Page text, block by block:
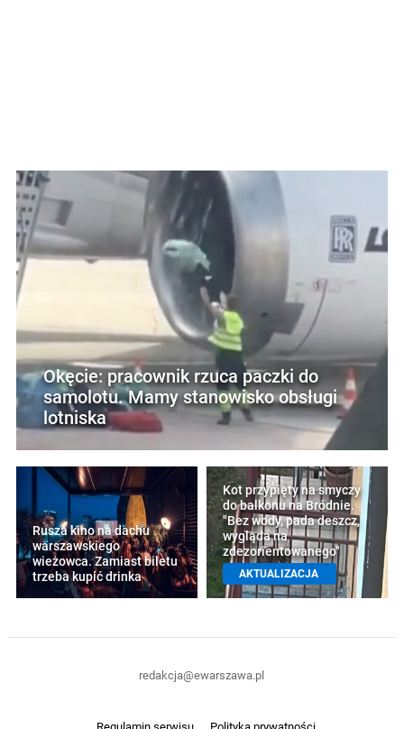
Okęcie: pracownik rzuca paczki do
samolotu. Mamy stanowisko obsługi
lotniska
Rusza kino na dachu
warszawskiego
wieżowca. Zamiast biletu
trzeba kupić drinka
Kot przypięty na smyczy
do balkonu na Bródnie.
"Bez wody, pada deszcz,
wygląda na
zdezorientowanego"
AKTUALIZACJA
Regulamin serwisu Polityka prywatności
redakcja@ewarszawa.pl